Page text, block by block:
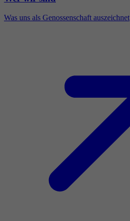
Was uns als Genossenschaft auszeichnet